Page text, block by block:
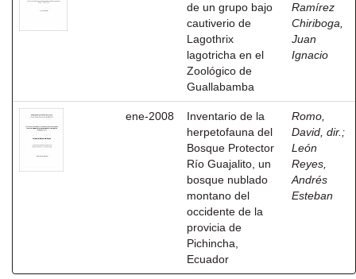
de un grupo bajo
cautiverio de
Lagothrix
lagotricha en el
Zoológico de
Guallabamba
Ramírez
Chiriboga,
Juan
Ignacio
ene-2008
Inventario de la
herpetofauna del
Bosque Protector
Río Guajalito, un
bosque nublado
montano del
occidente de la
provicia de
Pichincha,
Ecuador
Romo,
David, dir. ;
León
Reyes,
Andrés
Esteban